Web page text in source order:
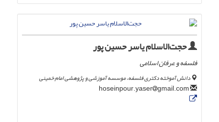
حجت‌الاسلام یاسر حسین پور
فلسفه و عرفان اسلامی
دانش آموخته دکتری فلسفه، موسسه آموزشی و پژوهشی امام خمینی
gmail.com